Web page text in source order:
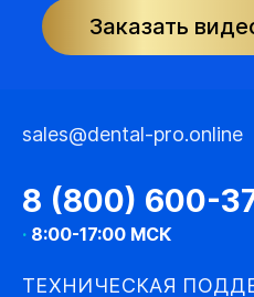
Заказать
sales@dental-pro.online
8 (800) 600-
· 8:00-17:00 МСК
ТЕХНИЧЕСКАЯ